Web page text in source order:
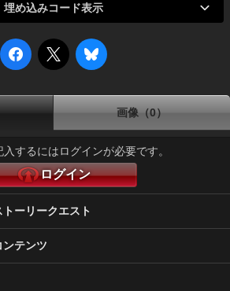
埋め込みコード表示
画像（0）
するにはログインが必要です。
ログイン
ーリークエスト
テンツ